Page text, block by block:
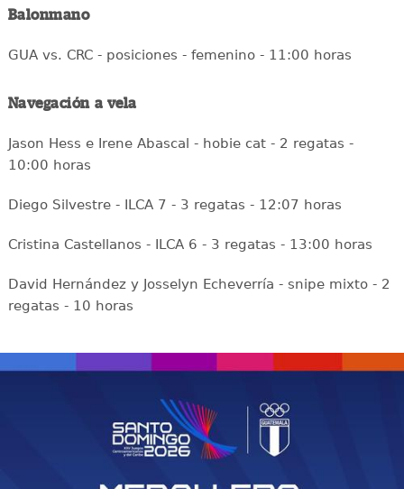
Balonmano
GUA vs. CRC - posiciones - femenino - 11:00 horas
Navegación a vela
Jason Hess e Irene Abascal - hobie cat - 2 regatas -
10:00 horas
Diego Silvestre - ILCA 7 - 3 regatas - 12:07 horas
Cristina Castellanos - ILCA 6 - 3 regatas - 13:00 horas
David Hernández y Josselyn Echeverría - snipe mixto - 2
regatas - 10 horas